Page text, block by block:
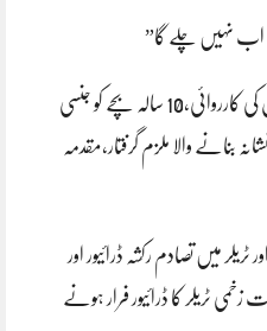
اب نہیں چلے گا”
جہلم پولیس کی کارروائی،10 سالہ بچے کو جنسی
بنانے والا ملزم گرفتار،مقدمہ
ٹریلر میں تصادم رکشہ ڈرائیور اور
ٹریلر کا ڈرائیور فرار ہونے